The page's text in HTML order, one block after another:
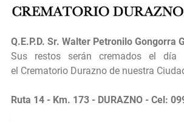
Q.E.P.D. Sr. Walter Petronilo Gongorra
Sus restos serán cremados el día
el Crematorio Durazno de nuestra
Ruta 14 - Km. 173 - DURAZNO - Cel: